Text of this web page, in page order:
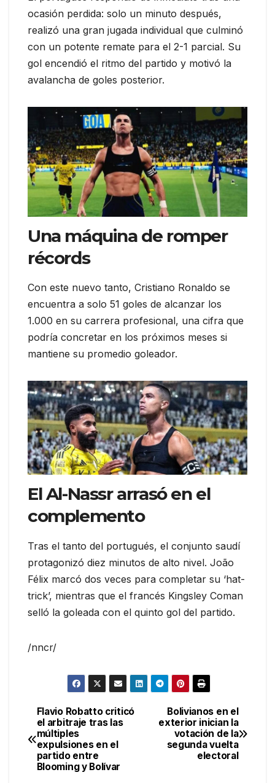
ocasión perdida: solo un minuto después,
realizó una gran jugada individual que culminó
con un potente remate para el 2-1 parcial. Su
gol encendió el ritmo del partido y motivó la
avalancha de goles posterior.
Una máquina de romper
récords
Con este nuevo tanto, Cristiano Ronaldo se
encuentra a solo 51 goles de alcanzar los
1.000 en su carrera profesional, una cifra que
podría concretar en los próximos meses si
mantiene su promedio goleador.
El Al-Nassr arrasó en el
complemento
Tras el tanto del portugués, el conjunto saudí
protagonizó diez minutos de alto nivel. João
Félix marcó dos veces para completar su ‘hat-
trick’, mientras que el francés Kingsley Coman
selló la goleada con el quinto gol del partido.
/nncr/
Navegación
de
entradas
Bolivianos en el
exterior inician la
votación de la
segunda vuelta
electoral
Flavio Robatto criticó
el arbitraje tras las
múltiples
expulsiones en el
partido entre
Blooming y Bolívar